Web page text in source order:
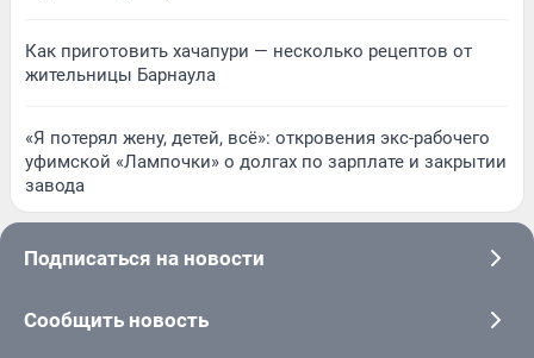
Как приготовить хачапури — несколько рецептов от
жительницы Барнаула
«Я потерял жену, детей, всё»: откровения экс-рабочего
уфимской «Лампочки» о долгах по зарплате и закрытии
завода
Подписаться на новости
Сообщить новость